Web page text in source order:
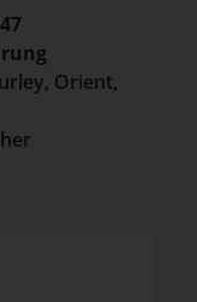
Orient,